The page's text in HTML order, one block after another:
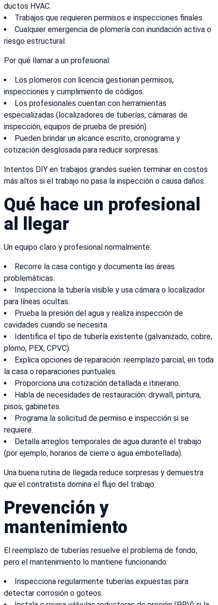
ductos HVAC.
Trabajos que requieren permisos e inspecciones finales.
Cualquier emergencia de plomería con inundación activa o
riesgo estructural.
Por qué llamar a un profesional:
Los plomeros con licencia gestionan permisos,
inspecciones y cumplimiento de códigos.
Los profesionales cuentan con herramientas
especializadas (localizadores de tuberías, cámaras de
inspección, equipos de prueba de presión).
Pueden brindar un alcance escrito, cronograma y
cotización desglosada para reducir sorpresas.
Intentos DIY en trabajos grandes suelen terminar en costos
más altos si el trabajo no pasa la inspección o causa daños.
Qué hace un profesional
al llegar
Un equipo claro y profesional normalmente:
Recorre la casa contigo y documenta las áreas
problemáticas.
Inspecciona la tubería visible y usa cámara o localizador
para líneas ocultas.
Prueba la presión del agua y realiza inspección de
cavidades cuando se necesita.
Identifica el tipo de tubería existente (galvanizado, cobre,
plomo, PEX, CPVC).
Explica opciones de reparación: reemplazo parcial, en toda
la casa o reparaciones puntuales.
Proporciona una cotización detallada e itinerario.
Habla de necesidades de restauración: drywall, pintura,
pisos, gabinetes.
Programa la solicitud de permiso e inspección si se
requiere.
Detalla arreglos temporales de agua durante el trabajo
(por ejemplo, horarios de cierre o agua embotellada).
Una buena rutina de llegada reduce sorpresas y demuestra
que el contratista domina el flujo del trabajo.
Prevención y
mantenimiento
El reemplazo de tuberías resuelve el problema de fondo,
pero el mantenimiento lo mantiene funcionando:
Inspecciona regularmente tuberías expuestas para
detectar corrosión o goteos.